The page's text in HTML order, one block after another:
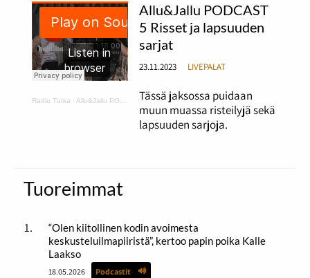
Radio Tutka · Allu&Jallu PODCAST 5 Risset ja lapsuuden sarjat
Allu&Jallu PODCAST
5 Risset ja lapsuuden
sarjat
23.11.2023 LIVEPALAT
Tässä jaksossa puidaan
muun muassa risteilyjä sekä
lapsuuden sarjoja.
Tuoreimmat
“Olen kiitollinen kodin avoimesta
keskusteluilmapiiristä”, kertoo papin poika Kalle
Laakso
18.05.2026 Podcastit